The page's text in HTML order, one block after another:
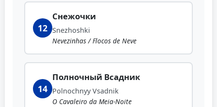
12
Снежочки
Snezhoshki
Nevezinhas / Flocos de Neve
14
Полночный Всадник
Polnochnyy Vsadnik
O Cavaleiro da Meia-Noite